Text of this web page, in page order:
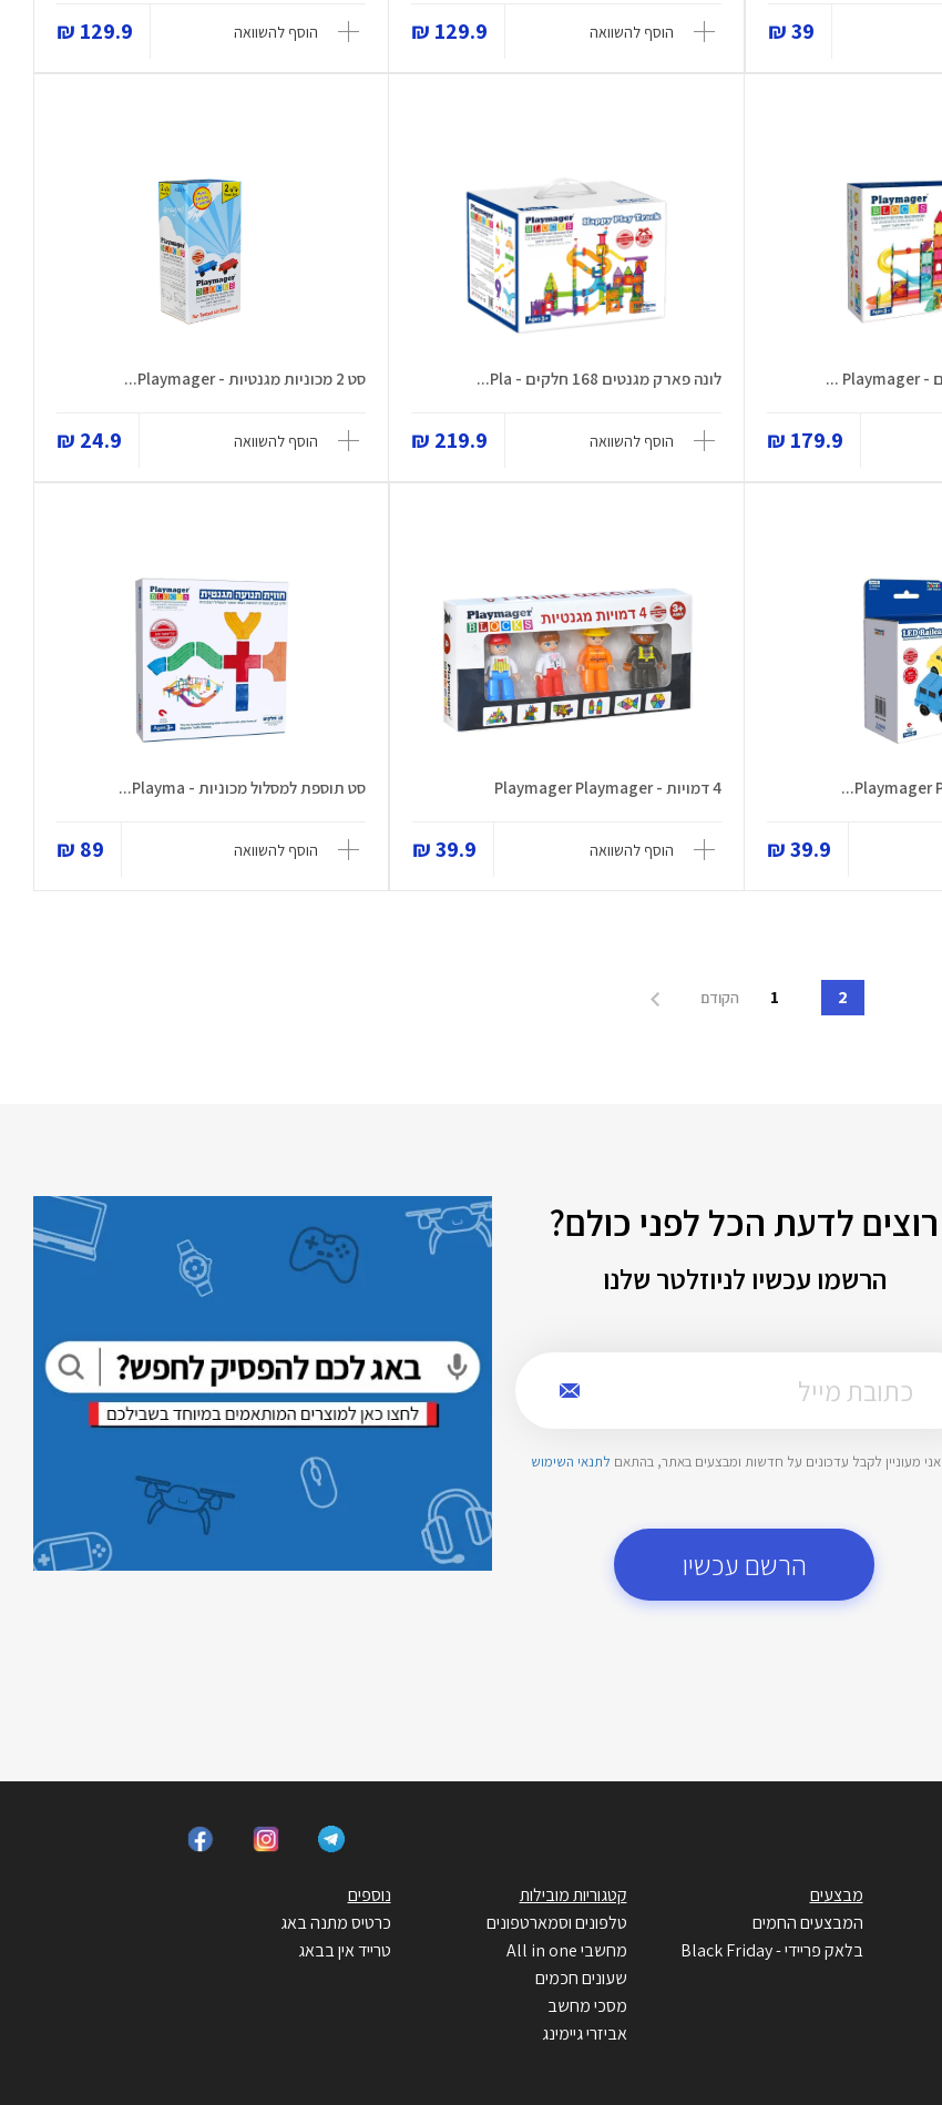
39 ₪ הוסף להשוואה 129.9 ₪ הוסף להשוואה 129.9 ₪
179.9 ₪
לונה פארק מגנטים 168 חלקים - Pla...
הוסף להשוואה 219.9 ₪
סט 2 מכוניות מגנטיות - Playmager...
הוסף להשוואה 24.9 ₪
39.9 ₪
4 דמויות - Playmager Playmager
הוסף להשוואה 39.9 ₪
סט תוספת למסלול מכוניות - Playma...
הוסף להשוואה 89 ₪
2
1 הקודם
רוצים לדעת הכל לפני כולם?
הרשמו עכשיו לניוזלטר שלנו
אני מעוניין לקבל עדכונים על חדשות ומבצעים באתר, בהתאם לתנאי השימוש
הרשם עכשיו
מבצעים
המבצעים החמים
בלאק פריידי - Black Friday
קטגוריות מובילות
טלפונים וסמארטפונים
מחשבי All in one
שעונים חכמים
מסכי מחשב
אביזרי גיימינג
נוספים
כרטיס מתנה באג
טרייד אין בבאג